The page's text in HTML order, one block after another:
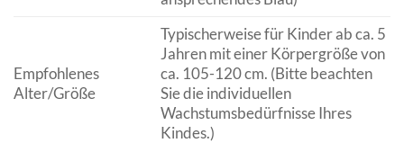
Empfohlenes
Alter/Größe
Typischerweise für Kinder ab ca. 5
Jahren mit einer Körpergröße von
ca. 105-120 cm. (Bitte beachten
Sie die individuellen
Wachstumsbedürfnisse Ihres
Kindes.)